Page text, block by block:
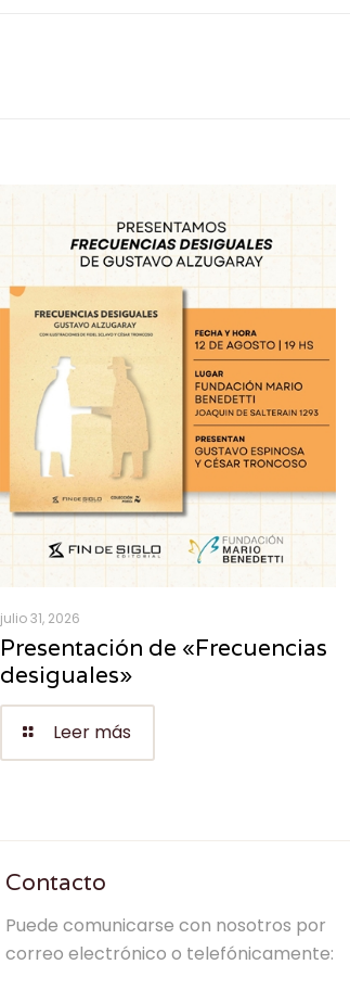
julio 31, 2026
Presentación de «Frecuencias
desiguales»
Leer más
Contacto
Puede comunicarse con nosotros por
correo electrónico o telefónicamente: